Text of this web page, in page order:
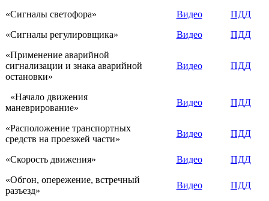
«Сигналы светофора» Видео
ПДД
«Сигналы регулировщика»
Видео
ПДД
«Применение аварийной
сигнализации и знака аварийной
остановки»
Видео ПДД
«Начало движения
маневрирование»
Видео ПДД
«Расположение транспортных
средств на проезжей части»
Видео ПДД
«Скорость движения» Видео
ПДД
«Обгон, опережение, встречный
разъезд»
Видео ПДД